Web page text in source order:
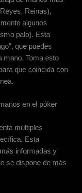
Reinas),
algunos
palo). Esta
que puedes
mano. Toma esto
que coincida con
en el póker
múltiples
Esta
informadas y
se dispone de más